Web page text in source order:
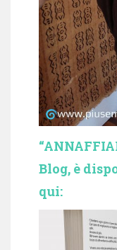
Blog, è
qui: